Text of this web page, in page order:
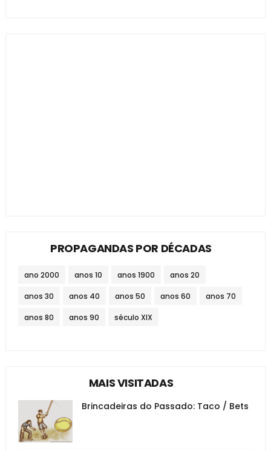
PROPAGANDAS POR DÉCADAS
ano 2000 anos 10 anos 1900 anos 20
anos 30 anos 40 anos 50 anos 60 anos 70
anos 80 anos 90 século XIX
MAIS VISITADAS
Brincadeiras do Passado: Taco / Bets